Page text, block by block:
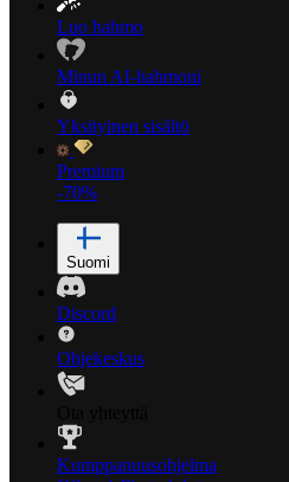
Luo hahmo
Minun AI-hahmoni
Yksityinen sisältö
Premium
-70%
Suomi
Discord
Ohjekeskus
Kumppanuusohjelma